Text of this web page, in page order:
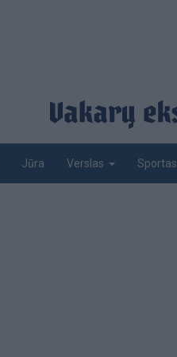
Jūra Verslas Sportas